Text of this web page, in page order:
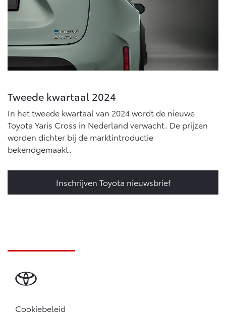
Tweede kwartaal 2024
In het tweede kwartaal van 2024 wordt de nieuwe
Toyota Yaris Cross in Nederland verwacht. De prijzen
worden dichter bij de marktintroductie
bekendgemaakt.
Inschrijven Toyota nieuwsbrief
Cookiebeleid